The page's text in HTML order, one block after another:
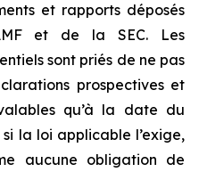
et rapports déposés
et de la SEC. Les
sont priés de ne pas
prospectives et
qu’à la date du
la loi applicable l’exige,
aucune obligation de